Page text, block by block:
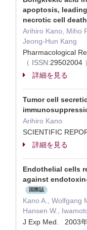
apoptosis,
necrotic cell death
Arihiro Kano, Miho
Jeong-Hun Kang
Pharmacological
（ ISSN:29502004 ）
詳細を見る
Tumor cell
Arihiro Kano
SCIENTIFIC
詳細を見る
Endothelial cells
against
国際誌
Kano A., Wolfgang
Hansen W.,
J Exp Med. 2003